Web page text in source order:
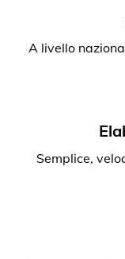
A livello
Semplice,